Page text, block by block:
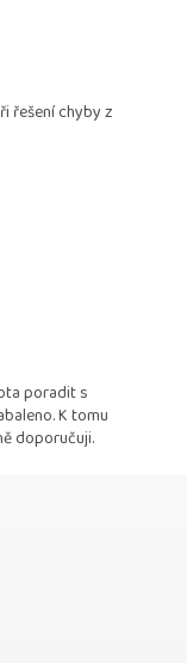
řešení chyby z
poradit s
K tomu
doporučuji.